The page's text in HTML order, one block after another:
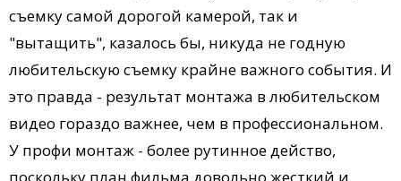
съемку самой дорогой камерой, так и
"вытащить", казалось бы, никуда не годную
любительскую съемку крайне важного события. И
это правда - результат монтажа в любительском
видео гораздо важнее, чем в профессиональном.
У профи монтаж - более рутинное действо,